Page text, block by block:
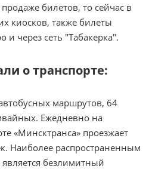
билетов, то сейчас в
киосков, также билеты
и через сеть "Табакерка".
о транспорте:
маршрутов, 64
Ежедневно на
«Минсктранса» проезжает
Наиболее распространенным
безлимитный